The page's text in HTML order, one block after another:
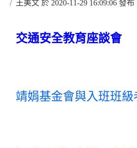
王美文 於 2020-11-29 16:09:06 發
交通安全教育座談會
靖娟基金會與入班班級